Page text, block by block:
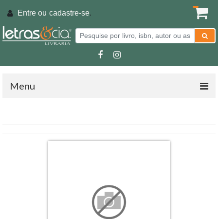
Entre ou cadastre-se.
Menu